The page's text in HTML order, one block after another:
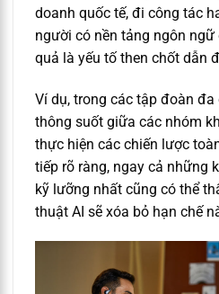
doanh quốc tế, đi công tác
người có nền tảng ngôn
quả là yếu tố then chốt dẫn
Ví dụ, trong các tập đoàn
thông suốt giữa các nhóm
thực hiện các chiến lược
tiếp rõ ràng, ngay cả những
kỹ lưỡng nhất cũng có thể
thuật AI sẽ xóa bỏ hạn chế